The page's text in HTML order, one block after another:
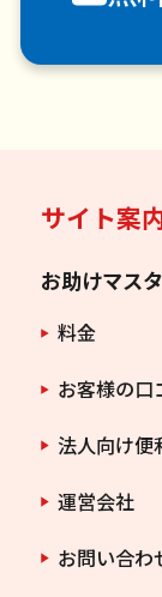
サイト案
お助けマス
料金
お客様の口
法人向け便
運営会社
お問い合わ